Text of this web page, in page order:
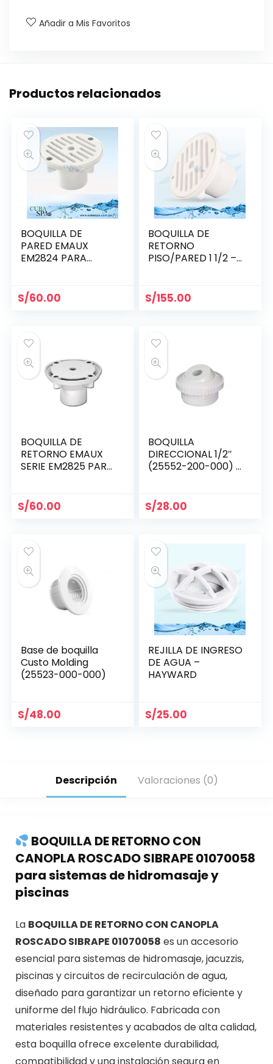
Añadir a Mis Favoritos
Productos relacionados
BOQUILLA DE
PARED EMAUX
EM2824 PARA
S/60.00
BOQUILLA DE
RETORNO
PISO/PARED 1 1/2 –
S/155.00
BOQUILLA DE
RETORNO EMAUX
SERIE EM2825 PARA
S/60.00
BOQUILLA
DIRECCIONAL 1/2″
(25552-200-000) –
S/28.00
Base de boquilla
Custo Molding
(25523-000-000)
S/48.00
REJILLA DE INGRESO
DE AGUA –
HAYWARD
S/25.00
Descripción Valoraciones (0)
BOQUILLA DE RETORNO CON
CANOPLA ROSCADO SIBRAPE 01070058
para sistemas de hidromasaje y
piscinas
La BOQUILLA DE RETORNO CON CANOPLA
ROSCADO SIBRAPE 01070058 es un accesorio
esencial para sistemas de hidromasaje, jacuzzis,
piscinas y circuitos de recirculación de agua,
diseñado para garantizar un retorno eficiente y
uniforme del flujo hidráulico. Fabricada con
materiales resistentes y acabados de alta calidad,
esta boquilla ofrece excelente durabilidad,